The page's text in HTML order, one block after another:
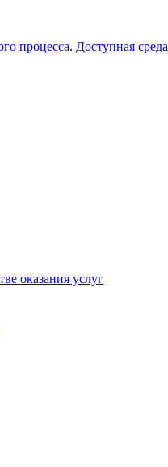
процесса. Доступная среда
оказания услуг